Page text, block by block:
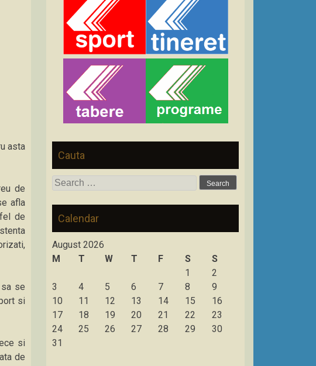
asta
de
afla
de
se
si
si
de
Cauta
Search
Calendar
August 2026
M
T W T F S
S
1
2
3
4 5 6 7 8
9
10
11 12 13 14 15
16
17
18 19 20 21 22
23
24
25 26 27 28 29
30
31